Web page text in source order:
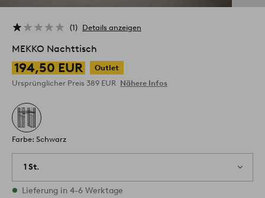
1 Details anzeigen
MEKKO Nachttisch
194,50 EUR
Outlet
Ursprünglicher Preis 389 EUR Nähere Infos
Farbe: Schwarz
1 St.
Vorrätig
Lieferung in 4-6 Werktage